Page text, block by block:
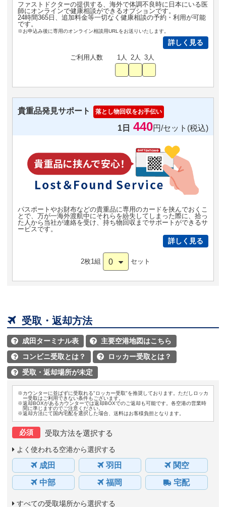
ファストドクターの提供する、海外で体調不良時に日本にいる医
師にオンラインで健康相談ができるオプションです。
24時間365日、追加料金等一切なく健康相談の予約・利用が可能
です。
※お申込み後に専用のオンライン相談用URLをお送りいたします。
詳しく見る
ご利用人数 1人 2人 3人
貴重品発見サポート 落とし物回収をお手伝い
1日 440円/セット(税込)
パスポートやお財布などの貴重品に専用のカードを挟んでおくこ
とで、万が一海外渡航中にそれらを紛失してしまった際に、拾っ
た人から当社が連絡を受け、持ち物回収までサポートができるサ
ービスです。
詳しく見る
2枚1組 0 セット
 受取・返却方法
 成田ターミナル表  主要空港地図はこちら
 コンビニ受取とは？  ロッカー受取とは？
 受取・返却場所が未定
※カウンターに並ばずに受取れる"ロッカー受取"を推奨しております。ただしロッカ
ー受取はご利用できない条件もございます。
※返却BOXがあるカウンターでは返却BOXでのご返却も可能です。各空港の営業時
間に準じますのでご注意ください。
※返却方法にて国内宅配を選択した場合、送料はお客様負担となります。
必須 受取方法を選択する
よく使われる空港から選択する
成田 羽田
関空
中部
福岡 宅配
すべての受取場所から選択する